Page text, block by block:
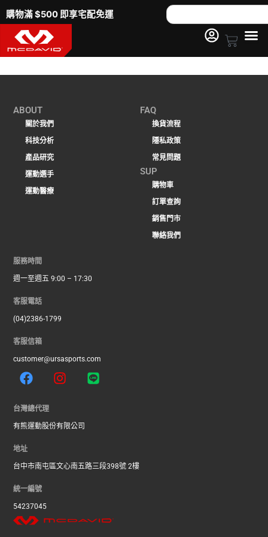
至
要
容
購物滿 $500 即享宅配免運 Search
Cart
ABOUT
關於我們
科技分析
產品研究
運動選手
運動醫療
FAQ
換貨流程
隱私政策
常見問題
SUP
購物車
訂單查詢
銷售門市
聯絡我們
台灣總代理
有熊運動股份有限公司
地址
台中市南屯區文心南五路三段398號 2樓
統一編號
54237045
服務時間
週一至週五 9:00 – 17:30
客服電話
(04)2386-1799
客服信箱
customer@ursasports.com
F
a
e
b
o
k
I
n
a
a
L
i